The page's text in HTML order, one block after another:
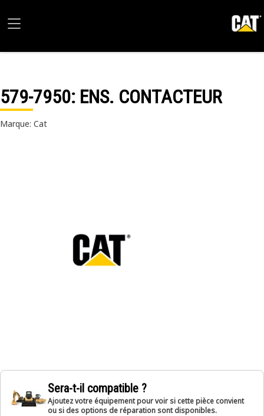
579-7950: ENS. CONTACTEUR
Marque: Cat
Sera-t-il compatible ?
Ajoutez votre équipement pour voir si cette pièce convient
ou si des options de réparation sont disponibles.